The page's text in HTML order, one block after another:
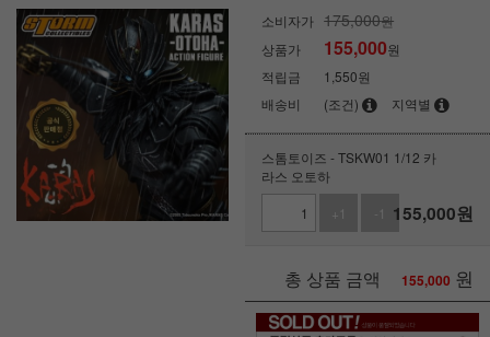
소비자가 175,000원
상품가
155,000원
적립금
1,550원
배송비
(조건) 지역별
스톰토이즈 - TSKW01 1/12 카
라스 오토하
+1
-1 155,000원
총 상품 금액 155,000 원